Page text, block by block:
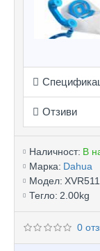
Отзиви
Наличност: В
Марка: Dahua
Модел:
Тегло: 2.00kg
0